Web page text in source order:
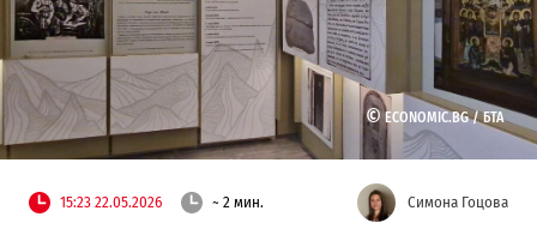
© ECONOMIC.BG /БТА
15:23 22.05.2026 ~ 2 мин. Симона Гоцова